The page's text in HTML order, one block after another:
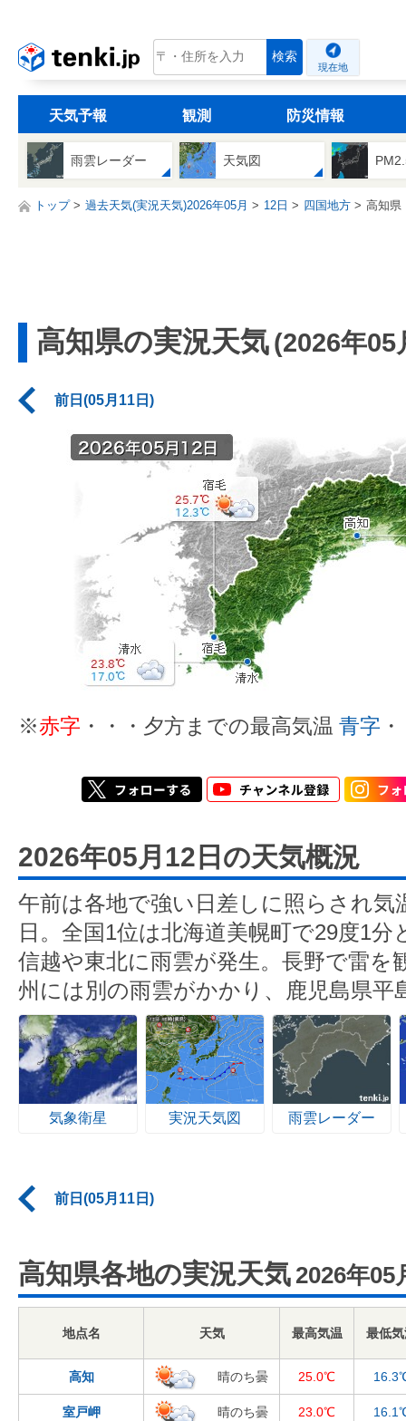
tenki.jp 検索
現在地
天気予報 観測 防災情報
雨雲レーダー 天気図
トップ 過去天気(実況天気)2026年05月 12日 四国地方 高知県
高知県の実況天気(2026年05
前日(05月11日)
※赤字 ・・・夕方までの最高気温 青字
2026年05月12日の天気概況
午前は各地で強い日差しに照らされ気
日。全国1位は北海道美幌町で29度1
信越や東北に雨雲が発生。長野で雷を
州には別の雨雲がかかり、鹿児島県平
気象衛星 実況天気図 雨雲レーダー
前日(05月11日)
高知県各地の実況天気 2026年05
地点名 天気 最高気温 最低
高知 晴のち曇 25.0℃
室戸岬 晴のち曇 23.0℃